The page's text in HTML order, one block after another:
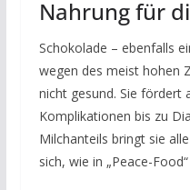
Nahrung für
Schokolade – ebenfalls
wegen des meist hohen
nicht gesund. Sie fördert
Komplikationen bis zu
Milchanteils bringt sie
sich, wie in „Peace-